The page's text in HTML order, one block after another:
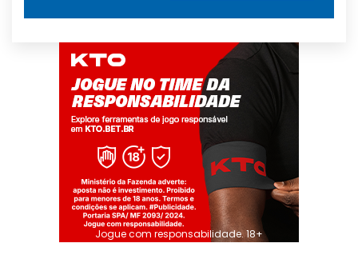
Jogue com responsabilidade. 18+